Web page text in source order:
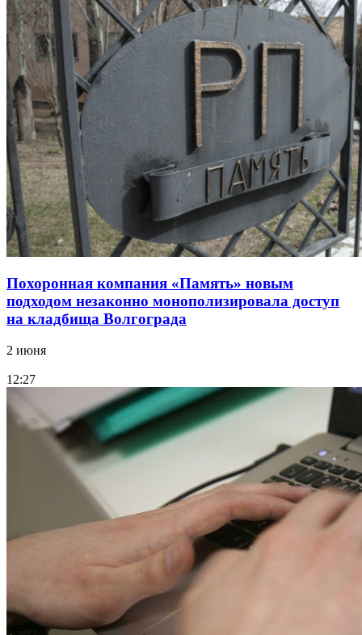
Похоронная компания «Память» новым
подходом незаконно монополизировала доступ
на кладбища Волгограда
2 июня
12:27